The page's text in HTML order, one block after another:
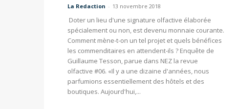
La Redaction - 13 novembre 2018
Doter un lieu d'une signature olfactive élaborée
spécialement ou non, est devenu monnaie courante.
Comment mène-t-on un tel projet et quels bénéfices
les commenditaires en attendent-ils ? Enquête de
Guillaume Tesson, parue dans NEZ la revue
olfactive #06. «Il y a une dizaine d'années, nous
parfumions essentiellement des hôtels et des
boutiques. Aujourd'hui,...